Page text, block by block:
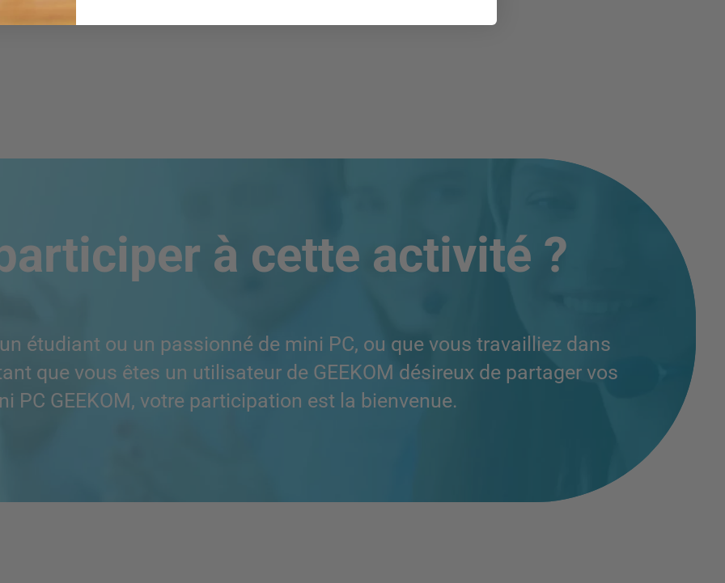
à cette activité ?
étudiant ou un passionné de mini PC, ou que vous travailliez dans
que vous êtes un utilisateur de GEEKOM désireux de partager vos
PC GEEKOM, votre participation est la bienvenue.